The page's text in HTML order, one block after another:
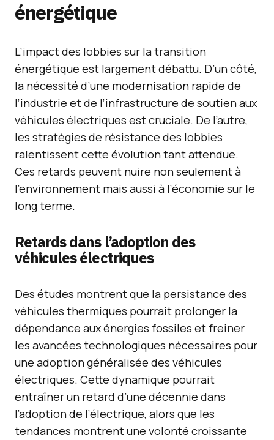
énergétique
L’impact des lobbies sur la transition
énergétique est largement débattu. D’un côté,
la nécessité d’une modernisation rapide de
l’industrie et de l’infrastructure de soutien aux
véhicules électriques est cruciale. De l’autre,
les stratégies de résistance des lobbies
ralentissent cette évolution tant attendue.
Ces retards peuvent nuire non seulement à
l’environnement mais aussi à l’économie sur le
long terme.
Retards dans l’adoption des
véhicules électriques
Des études montrent que la persistance des
véhicules thermiques pourrait prolonger la
dépendance aux énergies fossiles et freiner
les avancées technologiques nécessaires pour
une adoption généralisée des véhicules
électriques. Cette dynamique pourrait
entraîner un retard d’une décennie dans
l’adoption de l’électrique, alors que les
tendances montrent une volonté croissante